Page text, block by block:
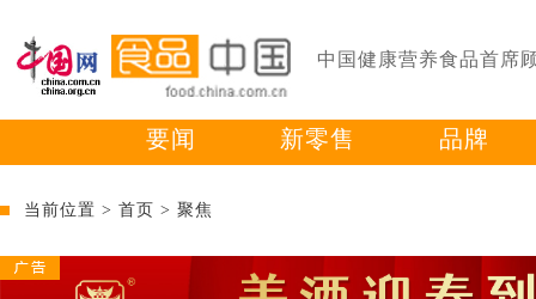
中国健康营养食品首席
要闻 新零售 品牌
当前位置 > 首页 > 聚焦